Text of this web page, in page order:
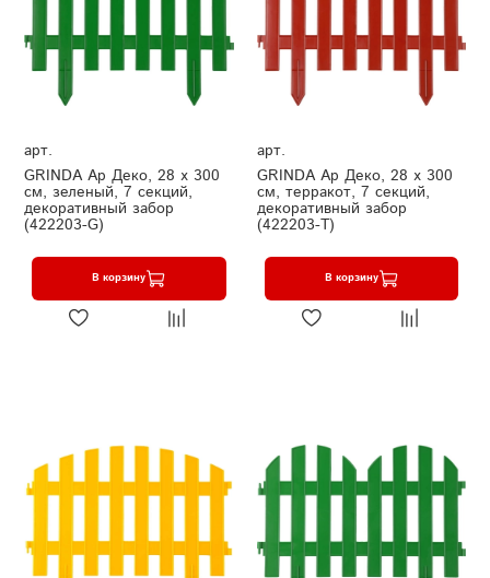
арт.
GRINDA Ар Деко, 28 х 300
см, зеленый, 7 секций,
декоративный забор
(422203-G)
В корзину
арт.
GRINDA Ар Деко, 28 х 300
см, терракот, 7 секций,
декоративный забор
(422203-T)
В корзину